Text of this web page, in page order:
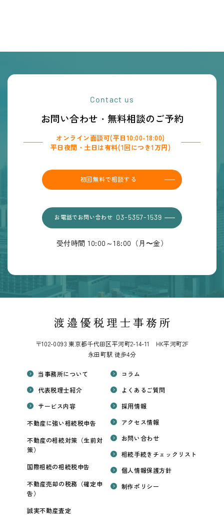
Contact us
お問い合わせ・無料相談のご予約
オンライン面談可(平日10:00-18:00)
平日夜間・土日は有料(1回につき1万円)
初回無料で相談する
お電話でお問い合わせ 03-5357-1539
受付時間 10:00～18:00（月〜金）
〒102-0093 東京都千代田区平河町2-14-11 HK平河町2F
永田町駅 徒歩4分
当事務所について
代表税理士紹介
サービス内容
不動産に強い相続税申告
不動産の相続対策（生前対
策）
国際相続の相続税申告
不動産売却の税務（確定申
告）
誠実不動産査定
コラム
よくあるご質問
採用情報
アクセス情報
お問い合わせ
相続手続きチェックリスト
個人情報保護方針
制作ポリシー